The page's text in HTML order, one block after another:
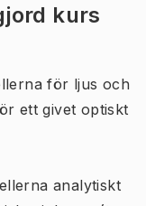
kurs
för ljus och
ett givet optiskt
analytiskt